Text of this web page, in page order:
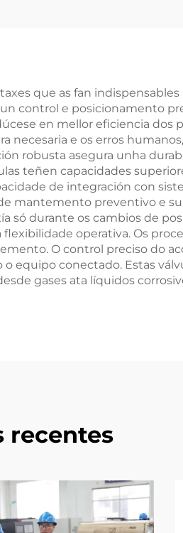
que as fan
control e posicionamento
en mellor eficiencia dos
necesaria e os erros
robusta asegura unha
teñen capacidades
de integración con
mantemento preventivo e
só durante os cambios de
operativa. Os
O control preciso do
equipo conectado. Estas
gases ata líquidos
recentes